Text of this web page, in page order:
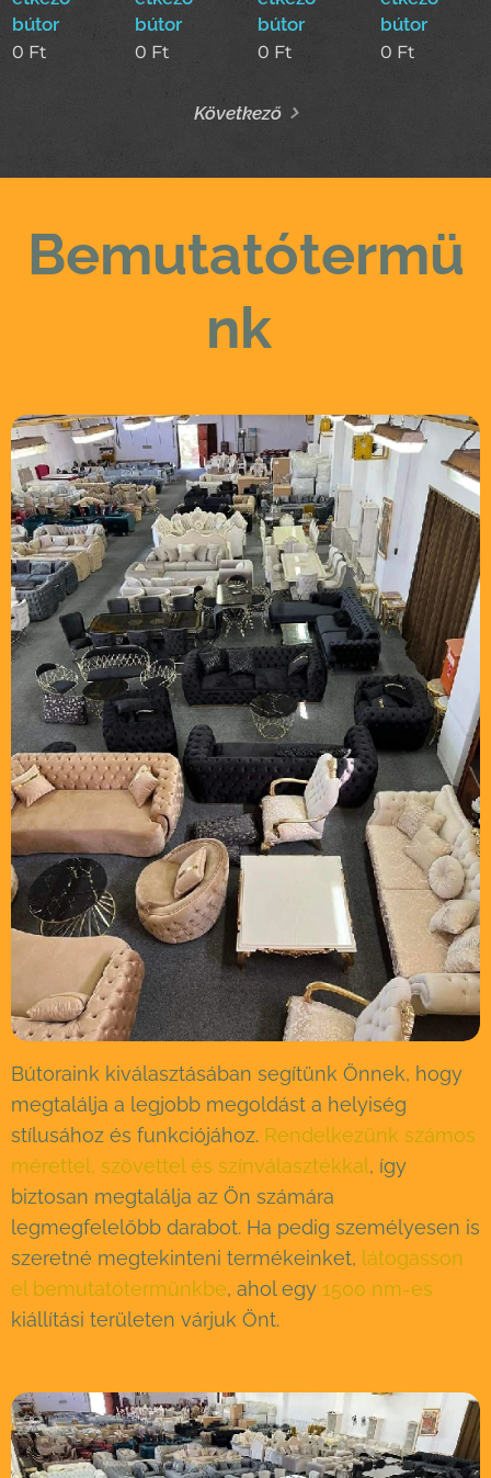
bútor
0 Ft
bútor
0 Ft
bútor
0 Ft
bútor
0 Ft
Következő
Bemutatótermü
nk
Bútoraink kiválasztásában segítünk Önnek, hogy
megtalálja a legjobb megoldást a helyiség
stílusához és funkciójához. Rendelkezünk számos
mérettel, szövettel és színválasztékkal , így
biztosan megtalálja az Ön számára
legmegfelelőbb darabot. Ha pedig személyesen is
szeretné megtekinteni termékeinket, látogasson
el bemutatótermünkbe, ahol egy 1500 nm-es
kiállítási területen várjuk Önt.